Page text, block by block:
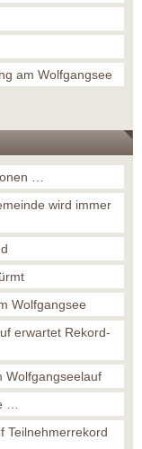
am Wolfgangsee
…
wird immer
Wolfgangsee
erwartet Rekord-
Wolfgangseelauf
…
Teilnehmerrekord